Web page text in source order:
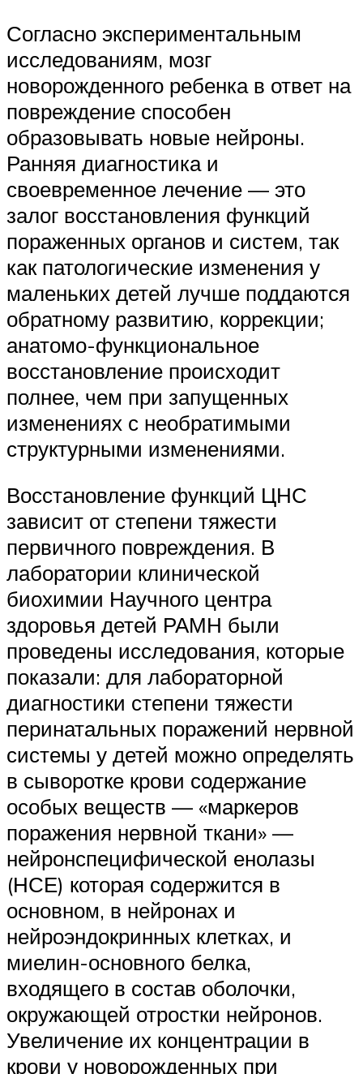
Согласно экспериментальным
исследованиям, мозг
новорожденного ребенка в ответ на
повреждение способен
образовывать новые нейроны.
Ранняя диагностика и
своевременное лечение — это
залог восстановления функций
пораженных органов и систем, так
как патологические изменения у
маленьких детей лучше поддаются
обратному развитию, коррекции;
анатомо-функциональное
восстановление происходит
полнее, чем при запущенных
изменениях с необратимыми
структурными изменениями.
Восстановление функций ЦНС
зависит от степени тяжести
первичного повреждения. В
лаборатории клинической
биохимии Научного центра
здоровья детей РАМН были
проведены исследования, которые
показали: для лабораторной
диагностики степени тяжести
перинатальных поражений нервной
системы у детей можно определять
в сыворотке крови содержание
особых веществ — «маркеров
поражения нервной ткани» —
нейронспецифической енолазы
(НСЕ) которая содержится в
основном, в нейронах и
нейроэндокринных клетках, и
миелин-основного белка,
входящего в состав оболочки,
окружающей отростки нейронов.
Увеличение их концентрации в
крови у новорожденных при